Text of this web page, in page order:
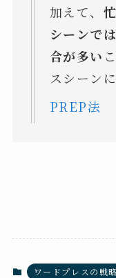
加えて、
シーンで
合が多い
スシーン
PREP法
ワードプレスの戦